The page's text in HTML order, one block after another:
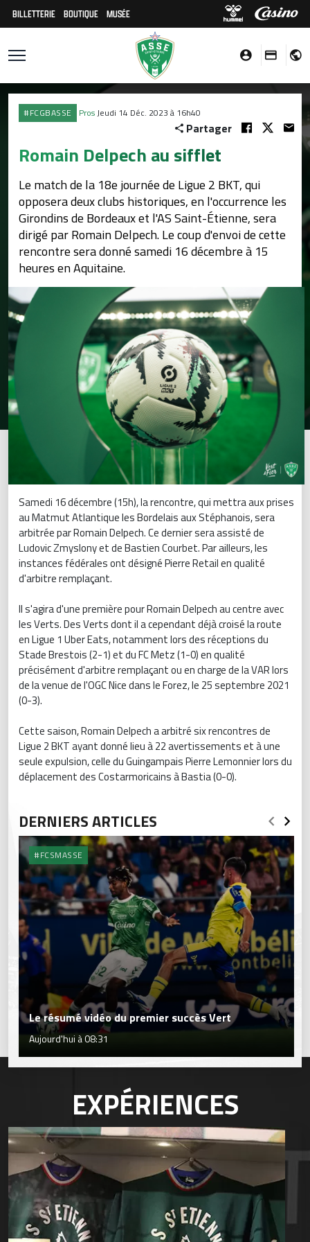
BILLETTERIE BOUTIQUE MUSÉE
#FCGBASSE ProsJeudi 14 Déc. 2023 à 16h40
Partager
Romain Delpech au sifflet
Le match de la 18e journée de Ligue 2 BKT, qui
opposera deux clubs historiques, en l'occurrence les
Girondins de Bordeaux et l'AS Saint-Étienne, sera
dirigé par Romain Delpech. Le coup d'envoi de cette
rencontre sera donné samedi 16 décembre à 15
heures en Aquitaine.
Samedi 16 décembre (15h), la rencontre, qui mettra aux prises
au Matmut Atlantique les Bordelais aux Stéphanois, sera
arbitrée par Romain Delpech. Ce dernier sera assisté de
Ludovic Zmyslony et de Bastien Courbet. Par ailleurs, les
instances fédérales ont désigné Pierre Retail en qualité
d'arbitre remplaçant.
Il s'agira d'une première pour Romain Delpech au centre avec
les Verts. Des Verts dont il a cependant déjà croisé la route
en Ligue 1 Uber Eats, notamment lors des réceptions du
Stade Brestois (2-1) et du FC Metz (1-0) en qualité
précisément d'arbitre remplaçant ou en charge de la VAR lors
de la venue de l'OGC Nice dans le Forez, le 25 septembre 2021
(0-3).
Cette saison, Romain Delpech a arbitré six rencontres de
Ligue 2 BKT ayant donné lieu à 22 avertissements et à une
seule expulsion, celle du Guingampais Pierre Lemonnier lors du
déplacement des Costarmoricains à Bastia (0-0).
DERNIERS ARTICLES
#FCSMASSE
Le résumé vidéo du premier succès Vert
Aujourd'hui à 08:31
EXPÉRIENCES